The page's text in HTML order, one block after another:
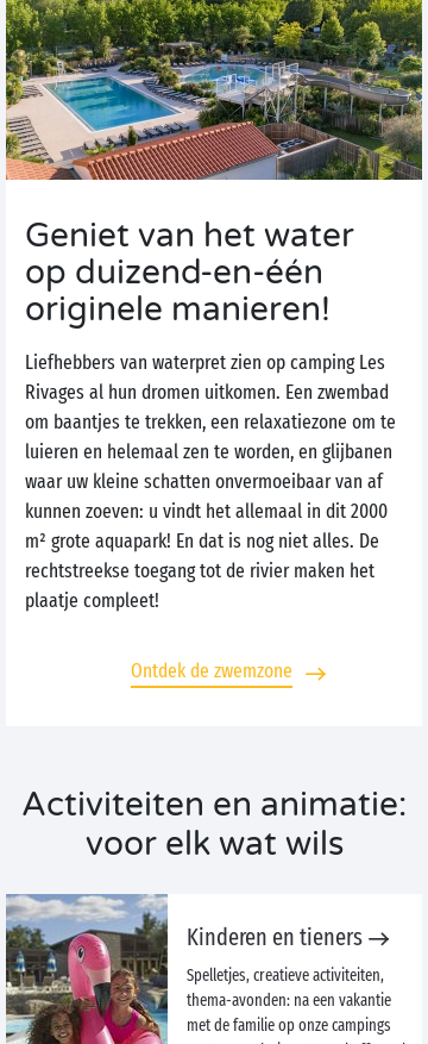
Geniet van het water
op duizend-en-één
originele manieren!
Liefhebbers van waterpret zien op camping Les
Rivages al hun dromen uitkomen. Een zwembad
om baantjes te trekken, een relaxatiezone om te
luieren en helemaal zen te worden, en glijbanen
waar uw kleine schatten onvermoeibaar van af
kunnen zoeven: u vindt het allemaal in dit 2000
m² grote aquapark! En dat is nog niet alles. De
rechtstreekse toegang tot de rivier maken het
plaatje compleet!
Ontdek de zwemzone
Activiteiten en animatie:
voor elk wat wils
Kinderen en tieners
Spelletjes, creatieve activiteiten,
thema-avonden: na een vakantie
met de familie op onze campings